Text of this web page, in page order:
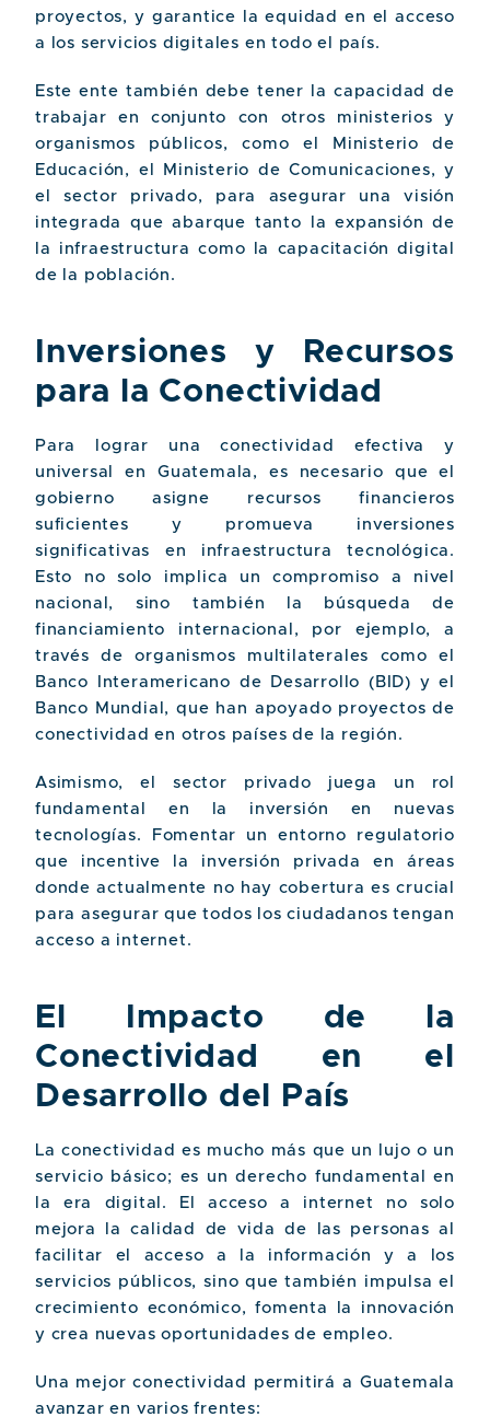
proyectos, y garantice la equidad en el acceso
a los servicios digitales en todo el país.
Este ente también debe tener la capacidad de
trabajar en conjunto con otros ministerios y
organismos públicos, como el Ministerio de
Educación, el Ministerio de Comunicaciones, y
el sector privado, para asegurar una visión
integrada que abarque tanto la expansión de
la infraestructura como la capacitación digital
de la población.
Inversiones y Recursos
para la Conectividad
Para lograr una conectividad efectiva y
universal en Guatemala, es necesario que el
gobierno asigne recursos financieros
suficientes y promueva inversiones
significativas en infraestructura tecnológica.
Esto no solo implica un compromiso a nivel
nacional, sino también la búsqueda de
financiamiento internacional, por ejemplo, a
través de organismos multilaterales como el
Banco Interamericano de Desarrollo (BID) y el
Banco Mundial, que han apoyado proyectos de
conectividad en otros países de la región.
Asimismo, el sector privado juega un rol
fundamental en la inversión en nuevas
tecnologías. Fomentar un entorno regulatorio
que incentive la inversión privada en áreas
donde actualmente no hay cobertura es crucial
para asegurar que todos los ciudadanos tengan
acceso a internet.
El Impacto de la
Conectividad en el
Desarrollo del País
La conectividad es mucho más que un lujo o un
servicio básico; es un derecho fundamental en
la era digital. El acceso a internet no solo
mejora la calidad de vida de las personas al
facilitar el acceso a la información y a los
servicios públicos, sino que también impulsa el
crecimiento económico, fomenta la innovación
y crea nuevas oportunidades de empleo.
Una mejor conectividad permitirá a Guatemala
avanzar en varios frentes: